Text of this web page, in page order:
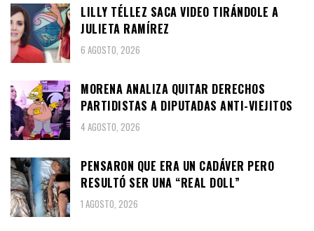
LILLY TÉLLEZ SACA VIDEO TIRÁNDOLE A
JULIETA RAMÍREZ
6 AGOSTO, 2026
MORENA ANALIZA QUITAR DERECHOS
PARTIDISTAS A DIPUTADAS ANTI-VIEJITOS
4 AGOSTO, 2026
PENSARON QUE ERA UN CADÁVER PERO
RESULTÓ SER UNA “REAL DOLL”
1 AGOSTO, 2026